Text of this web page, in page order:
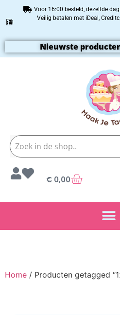
Voor 16:00 besteld, dezelfde
Veilig betalen met iDeal,
Nieuwste
€ 0,00
Home / Producten getagged